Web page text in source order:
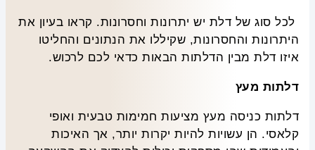
לכל סוג של דלת יש יתרונות וחסרונות. קראו בעיון את
היתרונות והחסרונות, שקיללו את הנתונים והחליטו
איזו דלת מבין הדלתות הבאות כדאי לכם לרכוש.
דלתות מעץ
דלתות כניסה מעץ מציעות חמימות טבעית ואופי
קלאסי. הן עשויות להיות יקרות יותר, אך האיכות